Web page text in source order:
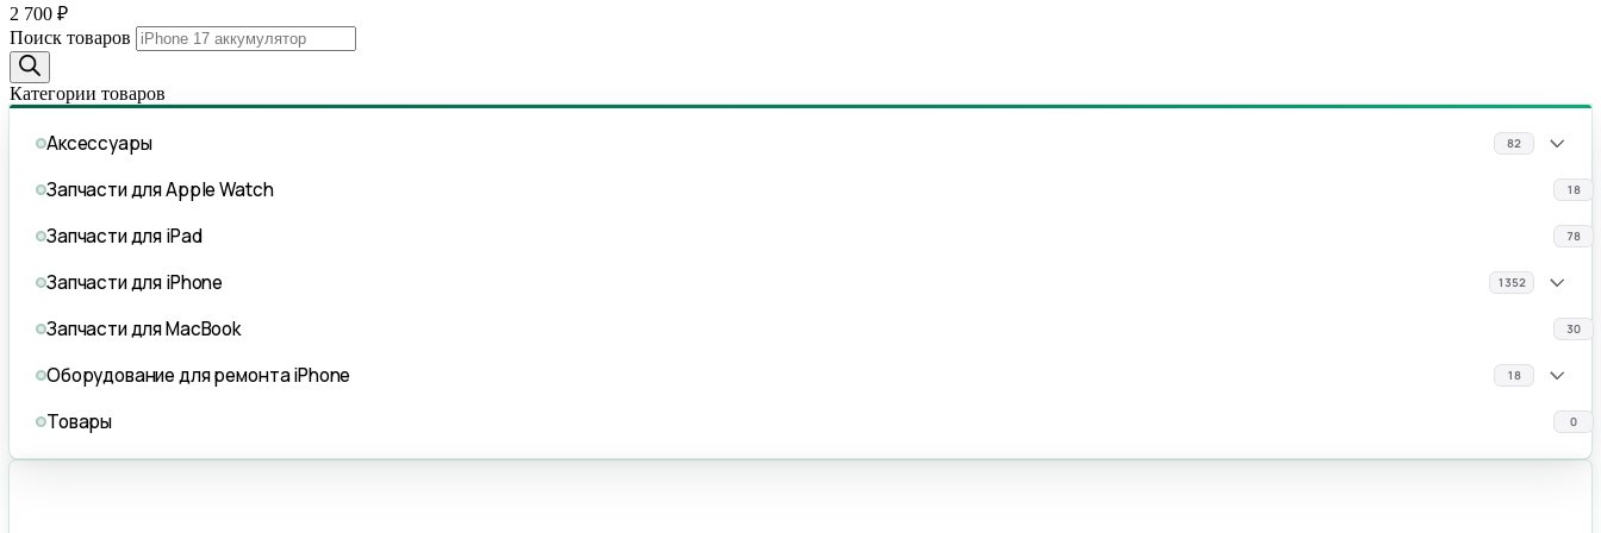
2 700 ₽
Поиск товаров
Категории товаров
Аксессуары 82
Запчасти для Apple Watch 18
Запчасти для iPad 78
Запчасти для iPhone 1352
Запчасти для MacBook 30
Оборудование для ремонта iPhone 18
Товары 0